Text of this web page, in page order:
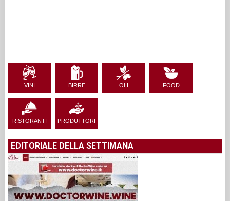
VINI BIRRE OLI FOOD
RISTORANTI PRODUTTORI
EDITORIALE DELLA SETTIMANA